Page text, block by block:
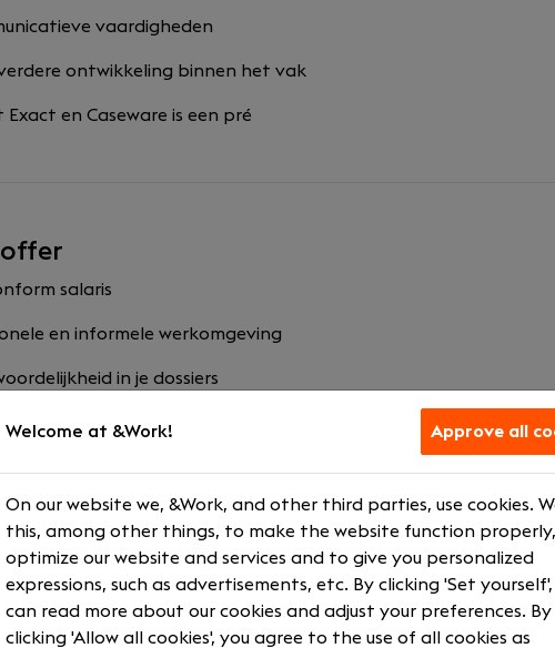
vaardigheden
ontwikkeling binnen het vak
Exact en Caseware is een pré
salaris
en informele werkomgeving
in je dossiers
richting relatiebeheer
een platte organisatie
Amsterdam of Schagen
team met ruimte voor humor
Welcome at &Work! Approve all
On our website we, &Work, and other third parties, use cookies.
this, among other things, to make the website function
optimize our website and services and to give you personalized
expressions, such as advertisements, etc. By clicking 'Set
can read more about our cookies and adjust your preferences. By
clicking 'Allow all cookies', you agree to the use of all cookies as